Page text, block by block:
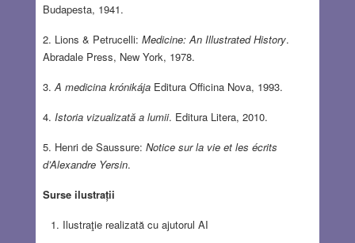
Budapesta, 1941.
2. Lions & Petrucelli: Medicine: An Illustrated History.
Abradale Press, New York, 1978.
3. A medicina krónikájaEditura Officina Nova, 1993.
4. Istoria vizualizată a lumii. Editura Litera, 2010.
5. Henri de Saussure: Notice sur la vie et les écrits
d’Alexandre Yersin.
Surse ilustrații
Ilustraţie realizată cu ajutorul AI